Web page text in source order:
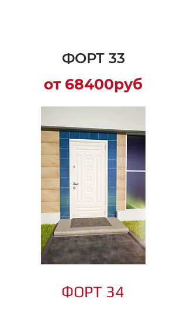
ФОРТ 33
от 68400руб
ФОРТ 34